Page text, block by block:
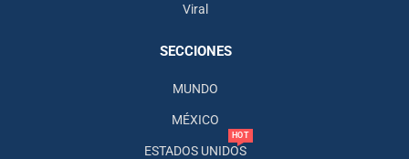
Viral
SECCIONES
MUNDO
MÉXICO
ESTADOS UNIDOS
HOT